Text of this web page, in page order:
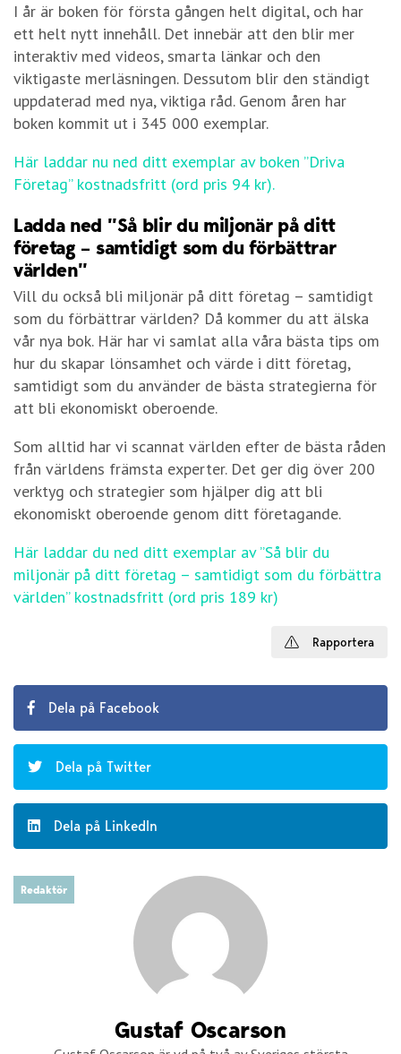
Dela på Facebook
Dela på Twitter
Dela på LinkedIn
Redaktör
Gustaf Oscarson
I år är boken för första gången helt digital, och har
ett helt nytt innehåll. Det innebär att den blir mer
interaktiv med videos, smarta länkar och den
viktigaste merläsningen. Dessutom blir den ständigt
uppdaterad med nya, viktiga råd. Genom åren har
boken kommit ut i 345 000 exemplar.
Här laddar nu ned ditt exemplar av boken ”Driva
Företag” kostnadsfritt (ord pris 94 kr).
Ladda ned ”Så blir du miljonär på ditt
företag – samtidigt som du förbättrar
världen”
Vill du också bli miljonär på ditt företag – samtidigt
som du förbättrar världen? Då kommer du att älska
vår nya bok. Här har vi samlat alla våra bästa tips om
hur du skapar lönsamhet och värde i ditt företag,
samtidigt som du använder de bästa strategierna för
att bli ekonomiskt oberoende.
Som alltid har vi scannat världen efter de bästa råden
från världens främsta experter. Det ger dig över 200
verktyg och strategier som hjälper dig att bli
ekonomiskt oberoende genom ditt företagande.
Här laddar du ned ditt exemplar av ”Så blir du
miljonär på ditt företag – samtidigt som du förbättra
världen” kostnadsfritt (ord pris 189 kr)
Rapportera